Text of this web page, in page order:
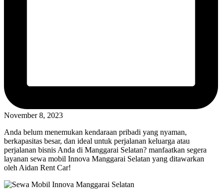
November 8, 2023
Anda belum menemukan kendaraan pribadi yang nyaman,
berkapasitas besar, dan ideal untuk perjalanan keluarga atau
perjalanan bisnis Anda di Manggarai Selatan? manfaatkan segera
layanan sewa mobil Innova Manggarai Selatan yang ditawarkan
oleh Aidan Rent Car!